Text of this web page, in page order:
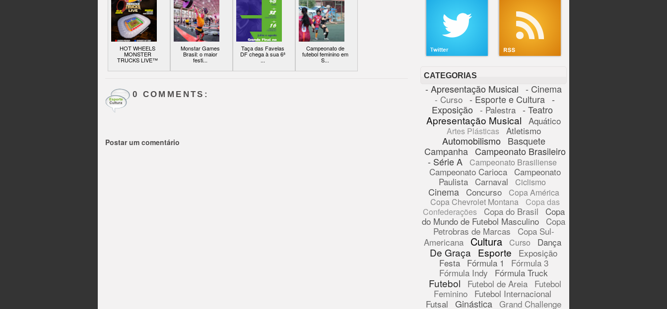
HOT WHEELS
MONSTER
TRUCKS LIVE™
Monstar Games
Brasil: o maior
festi...
Taça das Favelas
DF chega à sua 6ª
...
Campeonato de
futebol feminino em
S...
0 COMMENTS:
Postar um comentário
CATEGORIAS
- Apresentação Musical - Cinema
- Curso - Esporte e Cultura -
Exposição - Palestra - Teatro
Apresentação Musical Aquático
Artes Plásticas Atletismo
Automobilismo
Basquete
Campanha Campeonato Brasileiro
- Série A
Campeonato Brasiliense
Campeonato Carioca
Campeonato
Paulista Carnaval Ciclismo
Cinema Concurso
Copa América
Copa Chevrolet Montana
Copa das
Confederações
Copa do Brasil Copa
do Mundo de Futebol Masculino Copa
Petrobras de Marcas
Copa Sul-
Americana
Cultura Curso Dança
De Graça Esporte
Exposição
Festa
Fórmula 1
Fórmula 3
Fórmula Indy
Fórmula Truck
Futebol Futebol de Areia
Futebol
Feminino
Futebol Internacional
Futsal Ginástica Grand Challenge